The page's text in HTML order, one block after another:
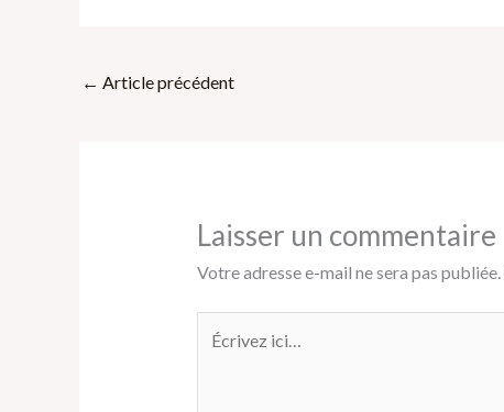
← Article précédent
Laisser un commentaire
Votre adresse e-mail ne sera pas publiée.
ici…